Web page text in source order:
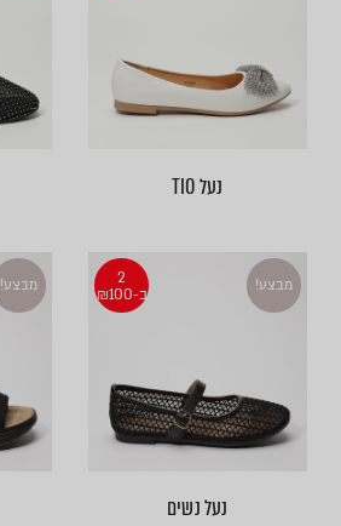
נעל TIO
2
ב-₪100
מבצע!
נעל נשים
מבצע!